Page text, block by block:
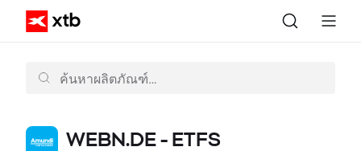
WEBN.DE - ETFS